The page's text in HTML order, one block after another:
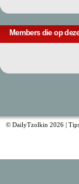
Members die op
© DailyTzolkin 2026 |